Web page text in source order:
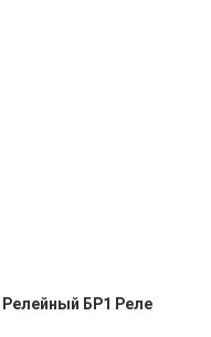
БР1 Реле